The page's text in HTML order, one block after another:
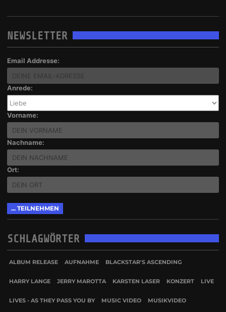
NEWSLETTER
Email Addresse:
Anrede:
Vorname:
Nachname:
Ort:
SCHLAGWÖRTER
ALBUM RELEASE AUFNAHME BLACKSTAR'S ASCENDING
HARRY LANGE JERRY MAROTTA KARSTEN LASER KONZERT LIVE
LIVES - AS THEY PASS YOU BY MUSIC VIDEO MUSIKVIDEO